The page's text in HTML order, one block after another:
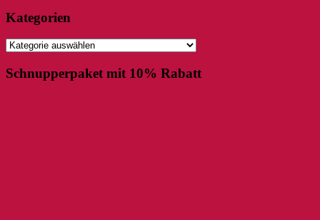
Kategorien
Kategorien
Schnupperpaket mit 10% Rabatt